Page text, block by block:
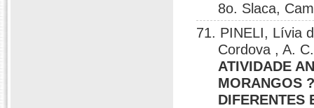
8o. Slaca,
71. PINELI, Lívia
Cordova , A.
ATIVIDADE
MORANGOS
DIFERENTES